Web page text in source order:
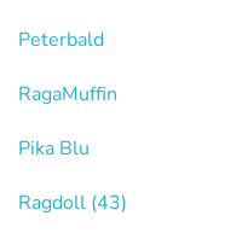
Peterbald
RagaMuffin
Pika Blu
Ragdoll (43)